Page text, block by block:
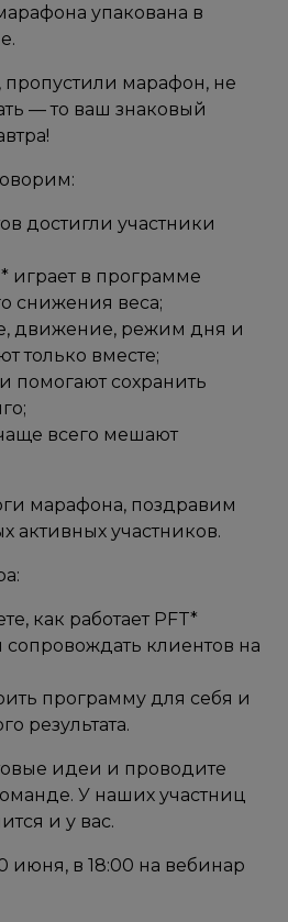
упакована в
марафон, не
— то ваш знаковый
достигли участники
играет в программе
снижения веса;
движение, режим дня и
только вместе;
помогают сохранить
всего мешают
марафона, поздравим
активных участников.
как работает PFT*
сопровождать клиентов на
программу для себя и
результата.
идеи и проводите
У наших участниц
и у вас.
июня, в 18:00 на вебинар